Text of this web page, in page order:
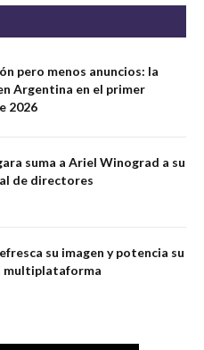
pero menos anuncios: la
Argentina en el primer
2026
suma a Ariel Winograd a su
de directores
su imagen y potencia su
multiplataforma